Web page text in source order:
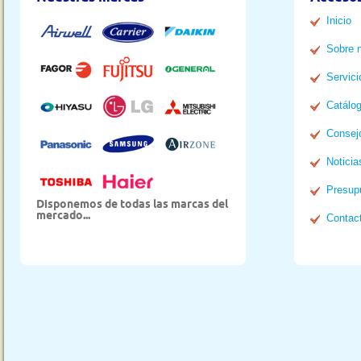
Disponemos de todas las marcas del
mercado...
Inicio
Sobre